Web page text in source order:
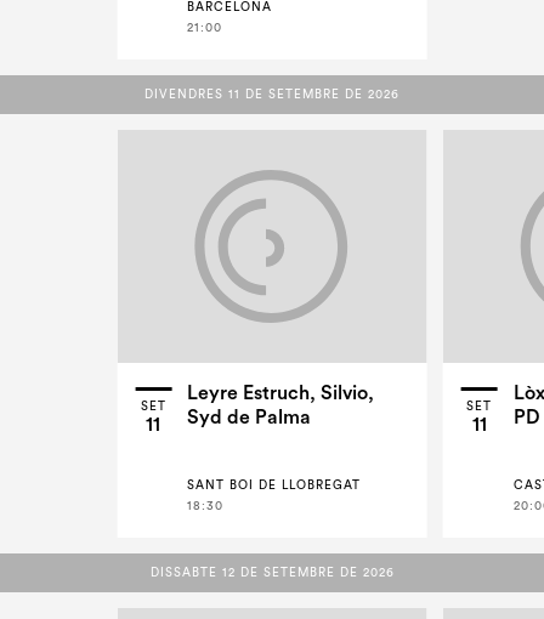
BARCELONA
21:00
DIVENDRES 11 DE SETEMBRE DE 2026
DIVENDRES 11 DE SETEMBRE DE 2026
SET
11
Leyre Estruch, Silvio,
Syd de Palma
SANT BOI DE LLOBREGAT
18:30
SET
11
PD
DISSABTE 12 DE SETEMBRE DE 2026
DISSABTE 12 DE SETEMBRE DE 2026